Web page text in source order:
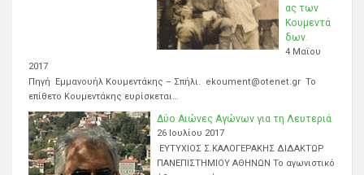
ας των
Κουμεντά
δων.
4 Μαΐου
2017
Πηγή Εμμανουήλ Κουμεντάκης – Σπήλι. ekoument@otenet.gr Το
επίθετο Κουμεντάκης ευρίσκεται…
Δύο Αιώνες Αγώνων για τη Λευτεριά
26 Ιουλίου 2017
ΕΥΤΥΧΙΟΣ Σ.ΚΑΛΟΓΕΡΑΚΗΣ ΔΙΔΑΚΤΩΡ
ΠΑΝΕΠΙΣΤΗΜΙΟΥ ΑΘΗΝΩΝ Το αγωνιστικό